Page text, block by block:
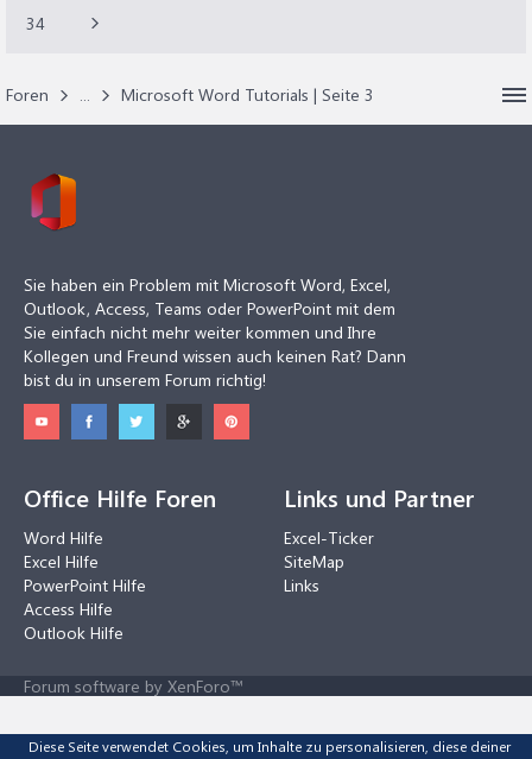
34
Foren ... Microsoft Word Tutorials | Seite 3
Sie haben ein Problem mit Microsoft Word, Excel,
Outlook, Access, Teams oder PowerPoint mit dem
Sie einfach nicht mehr weiter kommen und Ihre
Kollegen und Freund wissen auch keinen Rat? Dann
bist du in unserem Forum richtig!
Office Hilfe Foren
Word Hilfe
Excel Hilfe
PowerPoint Hilfe
Access Hilfe
Outlook Hilfe
Links und Partner
Excel-Ticker
SiteMap
Links
Forum software by XenForo™
Diese Seite verwendet Cookies, um Inhalte zu personalisieren, diese deiner